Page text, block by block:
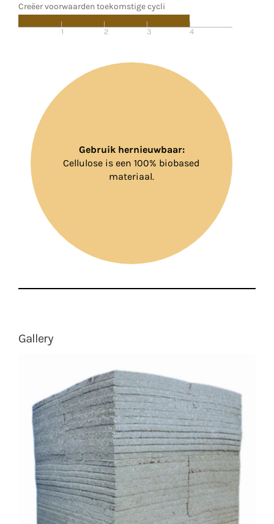
Creëer voorwaarden toekomstige cycli
1 2 3 4
Gebruik hernieuwbaar:
Cellulose is een 100% biobased
materiaal.
Gallery